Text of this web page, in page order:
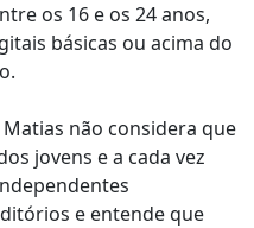
os 16 e os 24 anos,
básicas ou acima do
não considera que
jovens e a cada vez
e entende que